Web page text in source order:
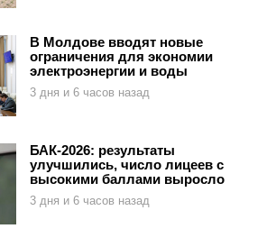
В Молдове вводят новые
ограничения для экономии
электроэнергии и воды
3 дня и 6 часов назад
БАК-2026: результаты
улучшились, число лицеев с
высокими баллами выросло
3 дня и 6 часов назад